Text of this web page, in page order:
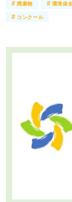
#廃棄物 # 環境保
# コンクール